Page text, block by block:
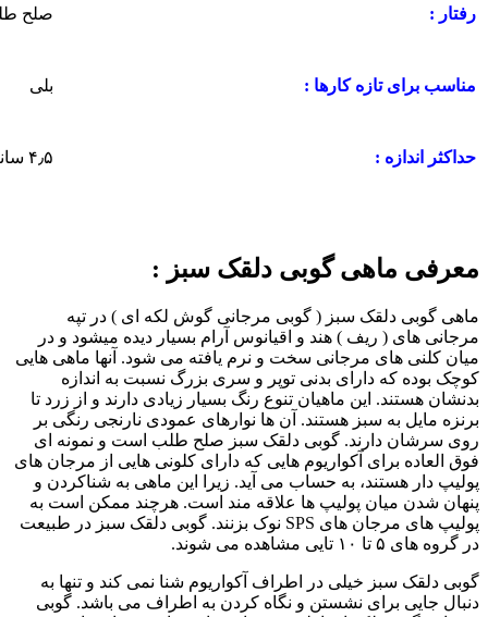
رفتار : صلح
مناسب برای تازه کارها : بلی
حداکثر اندازه : ۴٫۵ سانتی متر
معرفی ماهی گوبی دلقک سبز :
ماهی گوبی دلقک سبز ( گوبی مرجانی گوش لکه ای ) در تپه
مرجانی های ( ریف ) هند و اقیانوس آرام بسیار دیده میشود و در
میان کلنی های مرجانی سخت و نرم یافته می شود. آنها ماهی هایی
کوچک بوده که دارای بدنی توپر و سری بزرگ نسبت به اندازه
بدنشان هستند. این ماهیان تنوع رنگ بسیار زیادی دارند و از زرد تا
برنزه مایل به سبز هستند. آن ها نوارهای عمودی نارنجی رنگی بر
روی سرشان دارند. گوبی دلقک سبز صلح طلب است و نمونه ای
فوق العاده برای آکواریوم هایی که دارای کلونی هایی از مرجان های
پولیپ دار هستند، به حساب می آید. زیرا این ماهی به شناکردن و
پنهان شدن میان پولیپ ها علاقه مند است. هرچند ممکن است به
پولیپ های مرجان های SPS نوک بزنند. گوبی دلقک سبز در طبیعت
در گروه های ۵ تا ۱۰ تایی مشاهده می شوند.
گوبی دلقک سبز خیلی در اطراف آکواریوم شنا نمی کند و تنها به
دنبال جایی برای نشستن و نگاه کردن به اطراف می باشد. گوبی